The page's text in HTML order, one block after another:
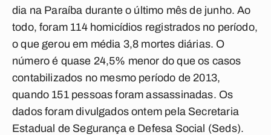
dia na Paraíba durante o último mês de junho. Ao
todo, foram 114 homicídios registrados no período,
o que gerou em média 3,8 mortes diárias. O
número é quase 24,5% menor do que os casos
contabilizados no mesmo período de 2013,
quando 151 pessoas foram assassinadas. Os
dados foram divulgados ontem pela Secretaria
Estadual de Segurança e Defesa Social (Seds).